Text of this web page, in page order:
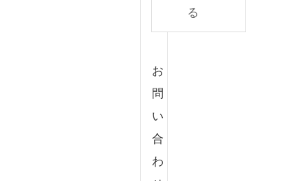
る
お
問
い
合
わ